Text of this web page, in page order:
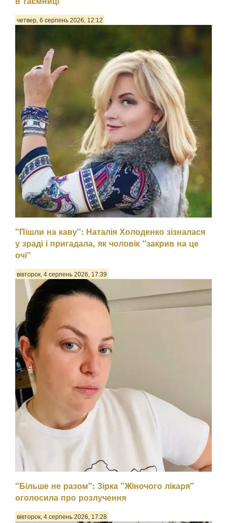
четвер, 6 серпень 2026, 12:12
Народна артистка України Марія Бурмака привідкрила
завісу особистого життя, яке зазвичай не виносить на
публіку. Як поділилася 56-річна виконавиця, наразі її
партнером вона не поспішає, передають Па...
"Пішли на каву": Наталія Холоденко зізналася
у зраді і пригадала, як чоловік "закрив на це
очі"
вівторок, 4 серпень 2026, 17:39
"Більше не разом": Зірка "Жіночого лікаря"
оголосила про розлучення
вівторок, 4 серпень 2026, 17:28